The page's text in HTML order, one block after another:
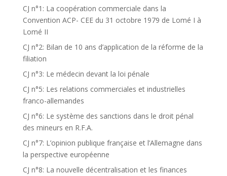
CJ n°1: La coopération commerciale dans la
Convention ACP- CEE du 31 octobre 1979 de Lomé I à
Lomé II
CJ n°2: Bilan de 10 ans d’application de la réforme de la
filiation
CJ n°3: Le médecin devant la loi pénale
CJ n°5: Les relations commerciales et industrielles
franco-allemandes
CJ n°6: Le système des sanctions dans le droit pénal
des mineurs en R.F.A.
CJ n°7: L’opinion publique française et l’Allemagne dans
la perspective européenne
CJ n°8: La nouvelle décentralisation et les finances